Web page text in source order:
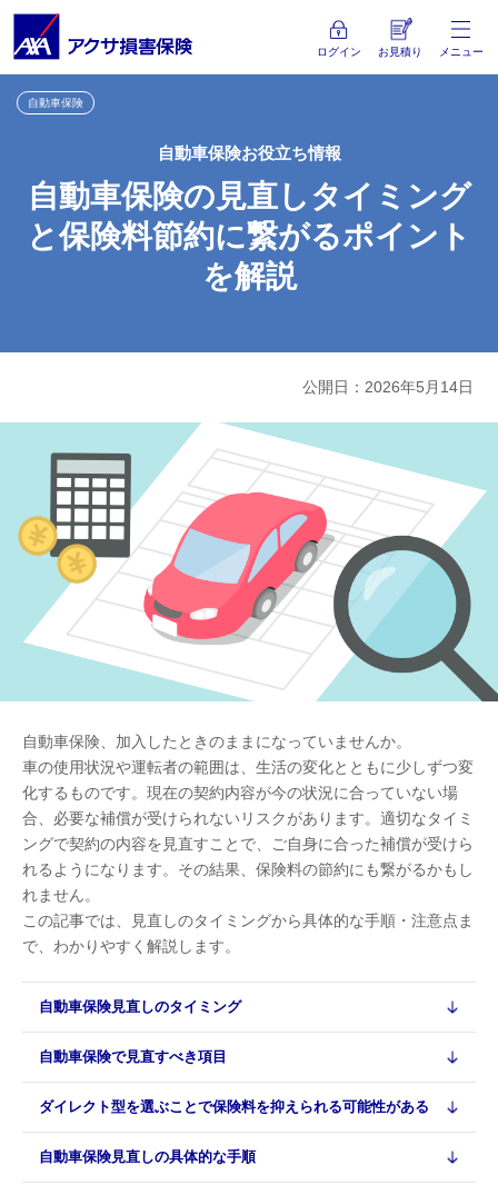
ログイン お見積り メニュー
自動車保険
自動車保険お役立ち情報
自動車保険の見直しタイミング
と保険料節約に繋がるポイント
を解説
公開日：2026年5月14日
自動車保険、加入したときのままになっていませんか。
車の使用状況や運転者の範囲は、生活の変化とともに少しずつ変
化するものです。現在の契約内容が今の状況に合っていない場
合、必要な補償が受けられないリスクがあります。適切なタイミ
ングで契約の内容を見直すことで、ご自身に合った補償が受けら
れるようになります。その結果、保険料の節約にも繋がるかもし
れません。
この記事では、見直しのタイミングから具体的な手順・注意点ま
で、わかりやすく解説します。
自動車保険見直しのタイミング
自動車保険で見直すべき項目
ダイレクト型を選ぶことで保険料を抑えられる可能性がある
自動車保険見直しの具体的な手順